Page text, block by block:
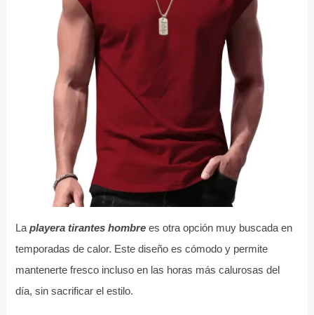
La playera tirantes hombrees otra opción muy buscada en
temporadas de calor. Este diseño es cómodo y permite
mantenerte fresco incluso en las horas más calurosas del
día, sin sacrificar el estilo.